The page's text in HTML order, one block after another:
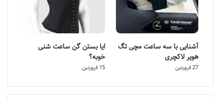
آشنایی با سه ساعت مچی تگ
هویر لاکچری
27 فروردین
ایا بستن گن ساعت شنی
خوبه؟
15 فروردین